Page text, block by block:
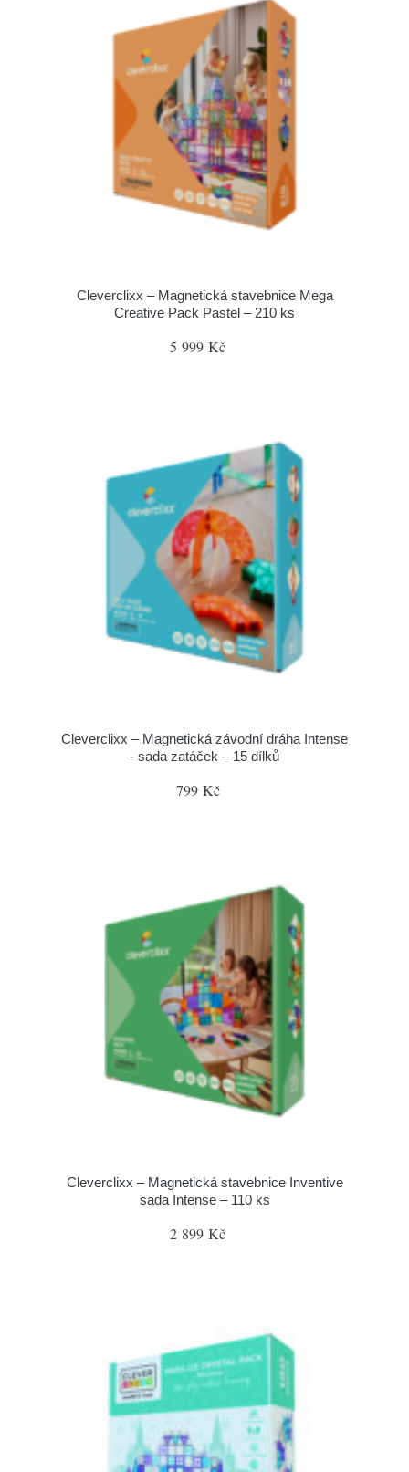
Cleverclixx – Magnetická stavebnice Mega
Creative Pack Pastel – 210 ks
5 999 Kč
Cleverclixx – Magnetická závodní dráha Intense
- sada zatáček – 15 dílků
799 Kč
Cleverclixx – Magnetická stavebnice Inventive
sada Intense – 110 ks
2 899 Kč